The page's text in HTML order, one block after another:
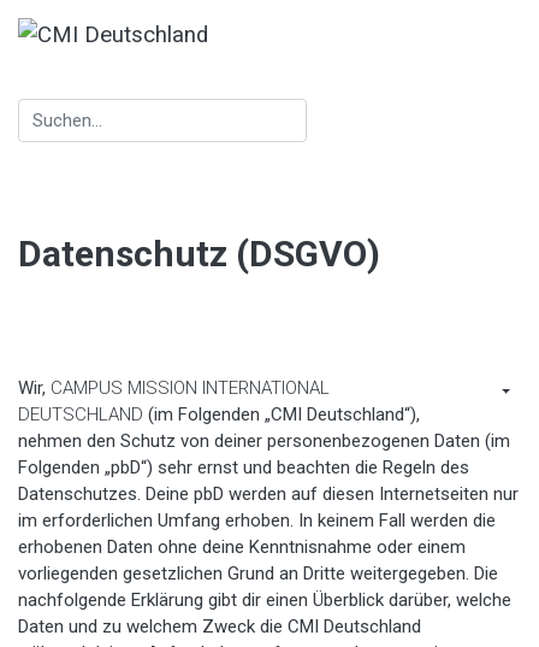
Datenschutz (DSGVO)
Wir, CAMPUS MISSION INTERNATIONAL
DEUTSCHLAND (im Folgenden „CMI Deutschland“),
nehmen den Schutz von deiner personenbezogenen Daten (im
Folgenden „pbD“) sehr ernst und beachten die Regeln des
Datenschutzes. Deine pbD werden auf diesen Internetseiten nur
im erforderlichen Umfang erhoben. In keinem Fall werden die
erhobenen Daten ohne deine Kenntnisnahme oder einem
vorliegenden gesetzlichen Grund an Dritte weitergegeben. Die
nachfolgende Erklärung gibt dir einen Überblick darüber, welche
Daten und zu welchem Zweck die CMI Deutschland